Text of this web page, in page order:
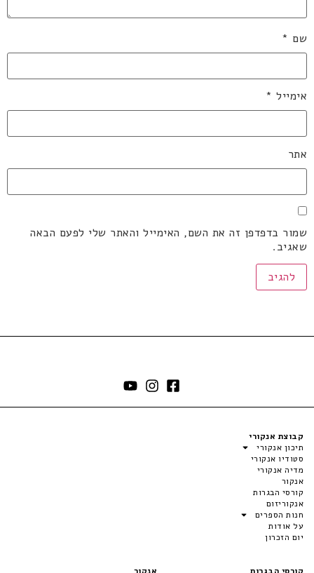
שם *
אימייל *
אתר
שמור בדפדפן זה את השם, האימייל והאתר שלי לפעם הבאה
שאגיב.
קבוצת אנקורי
תיכון אנקורי
סטודיו אנקורי
מדיה אנקורי
אנקור
קורסי הבגרות
אנקוריזום
חנות הספרים
על אודות
יום הזכרון